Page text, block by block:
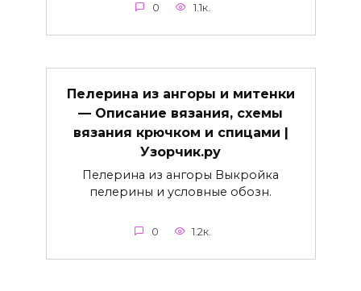
0 1.1к.
Пелерина из ангоры и митенки
— Описание вязания, схемы
вязания крючком и спицами |
Узорчик.ру
Пелерина из ангоры Выкройка
пелерины и условные обозн.
0 1.2к.